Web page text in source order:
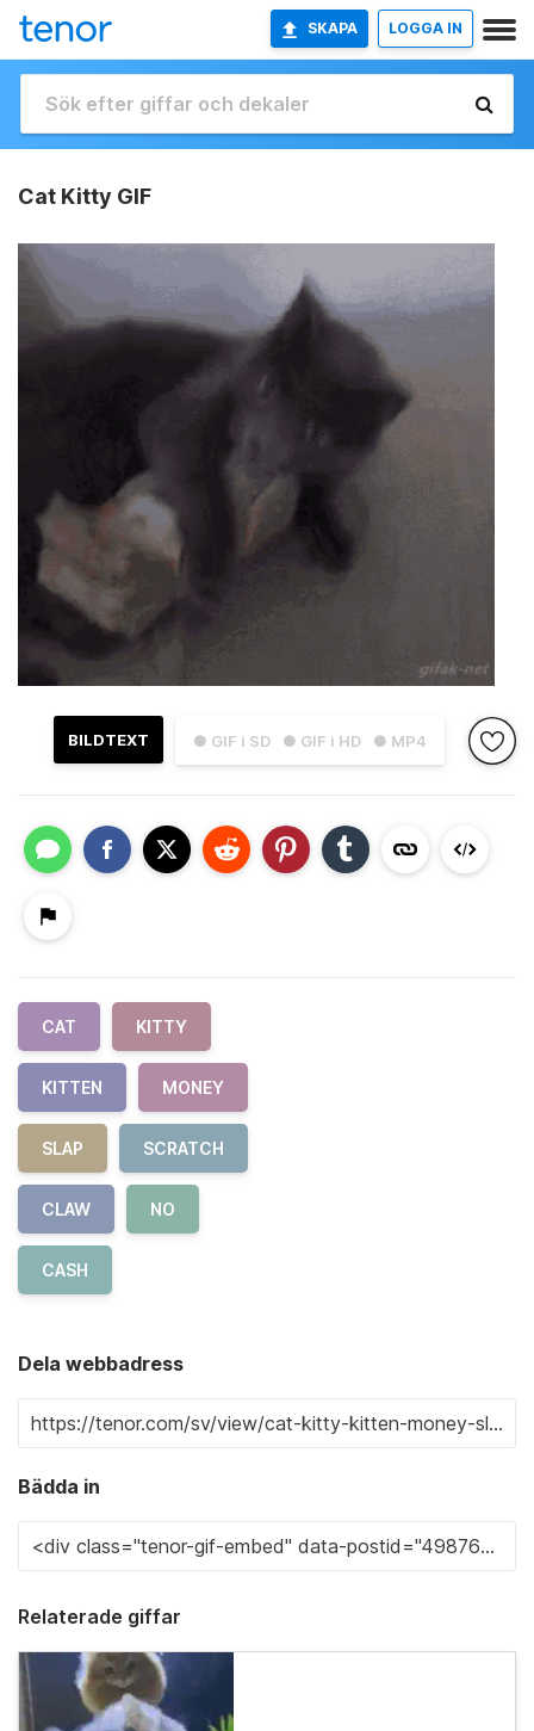
SKAPA LOGGA IN
Cat Kitty GIF
● GIF i SD ● GIF i HD ● MP4
BILDTEXT
CAT KITTY
KITTEN MONEY
SLAP SCRATCH
CLAW NO
CASH
Dela webbadress
Bädda in
Relaterade giffar